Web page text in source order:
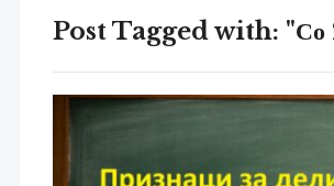
Post Tagged with: "Со